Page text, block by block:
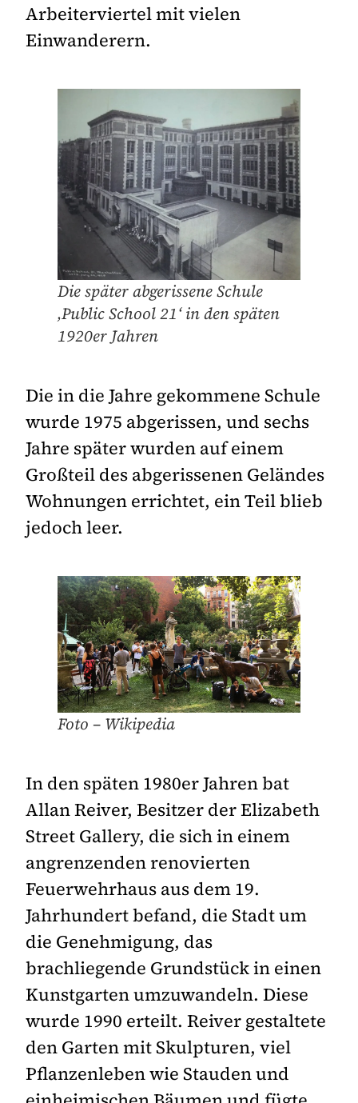
Arbeiterviertel mit vielen
Einwanderern.
Die später abgerissene Schule
‚Public School 21‘ in den späten
1920er Jahren
Die in die Jahre gekommene Schule
wurde 1975 abgerissen, und sechs
Jahre später wurden auf einem
Großteil des abgerissenen Geländes
Wohnungen errichtet, ein Teil blieb
jedoch leer.
Foto – Wikipedia
In den späten 1980er Jahren bat
Allan Reiver, Besitzer der Elizabeth
Street Gallery, die sich in einem
angrenzenden renovierten
Feuerwehrhaus aus dem 19.
Jahrhundert befand, die Stadt um
die Genehmigung, das
brachliegende Grundstück in einen
Kunstgarten umzuwandeln. Diese
wurde 1990 erteilt. Reiver gestaltete
den Garten mit Skulpturen, viel
Pflanzenleben wie Stauden und